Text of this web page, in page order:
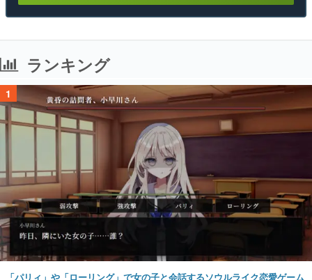
ランキング
1
「パリィ」や「ローリング」で女の子と会話するソウルライク恋愛ゲーム